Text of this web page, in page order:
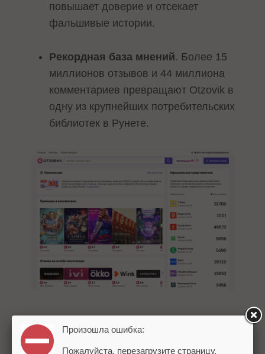
повышает доверие и отсекает
фальшивые истории.
Рекордная база мнений. Более 15
миллионов отзывов и 44 миллиона
комментариев превращают Otzovik в
одну из крупнейших потребительских
библиотек в Рунете.
слова, подробные каталоги,
Произошла ошибка:
Пожалуйста, перезагрузите страницу.